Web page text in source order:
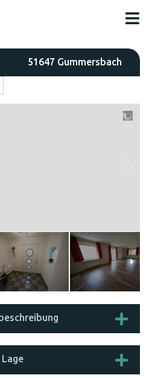
51647 Gummersbach
Lage